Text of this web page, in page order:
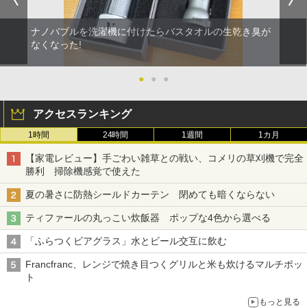
ナノバブルを洗濯機に付けたらバスタオルの生乾き臭が
なくなった!
● ● ●
アクセスランキング
1時間 24時間 1週間 1カ月
【家電レビュー】手ごわい雑草との戦い、コメリの草刈機で完全
勝利 掃除機感覚で使えた
夏の暑さに防熱シールドカーテン 閉めても暗くならない
ティファールの丸っこい炊飯器 ポップな4色から選べる
「ふらつくビアグラス」水とビール交互に飲む
Francfranc、レンジで焼き目つくグリルと米も炊けるマルチポッ
ト
もっと見る